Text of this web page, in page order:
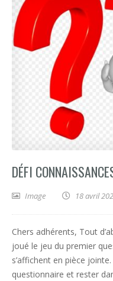
DÉFI
Image 18 avril
Chers adhérents, Tout
joué le jeu du premier
s’affichent en pièce
questionnaire et rester